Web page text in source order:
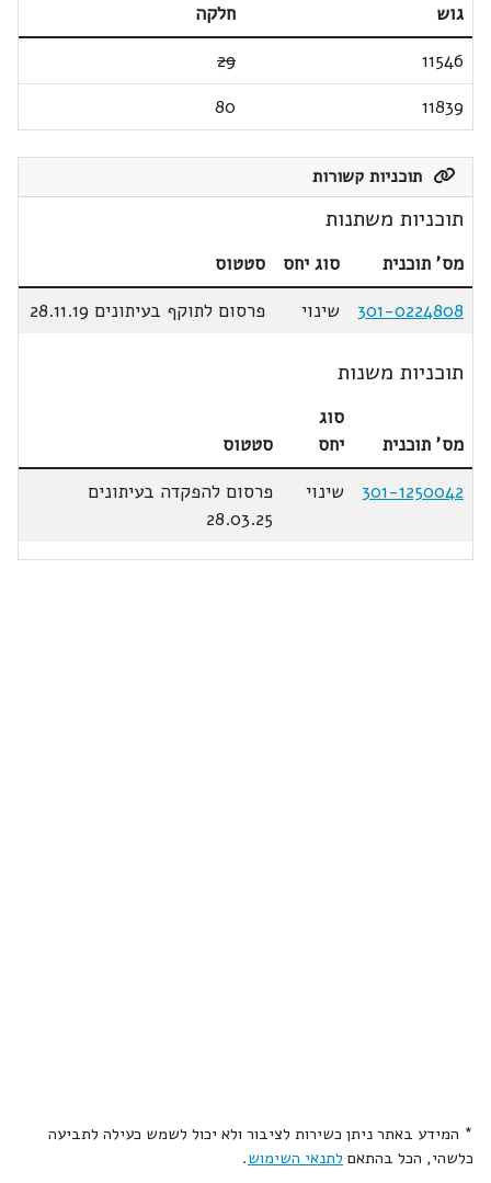
גוש
חלקה
11546
29
11839
80
תוכניות קשורות
תוכניות משתנות
מס' תוכנית סוג יחס
סטטוס
301-0224808
שינוי פרסום לתוקף בעיתונים 28.11.19
תוכניות משנות
מס' תוכנית
סוג
יחס
סטטוס
301-1250042
שינוי
פרסום להפקדה בעיתונים
28.03.25
* המידע באתר ניתן כשירות לציבור ולא יכול לשמש כעילה לתביעה
כלשהי, הכל בהתאם לתנאי השימוש.